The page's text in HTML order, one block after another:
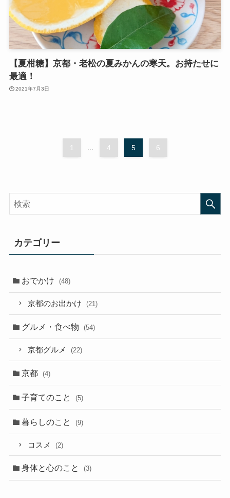
【夏柑糖】京都・老松の夏みかんの寒天。お持たせに
最適！
2021年7月3日
1 4 5 6
カテゴリー
おでかけ (48)
京都のお出かけ (21)
グルメ・食べ物 (54)
京都グルメ (22)
京都 (4)
子育てのこと (5)
暮らしのこと (9)
コスメ (2)
身体と心のこと (3)